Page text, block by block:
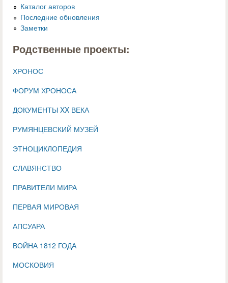
Каталог авторов
Последние обновления
Заметки
Родственные проекты:
ХРОНОС
ФОРУМ ХРОНОСА
ДОКУМЕНТЫ XX ВЕКА
РУМЯНЦЕВСКИЙ МУЗЕЙ
ЭТНОЦИКЛОПЕДИЯ
СЛАВЯНСТВО
ПРАВИТЕЛИ МИРА
ПЕРВАЯ МИРОВАЯ
АПСУАРА
ВОЙНА 1812 ГОДА
МОСКОВИЯ